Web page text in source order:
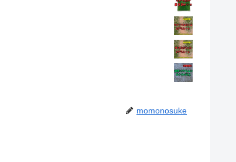
momonosuke